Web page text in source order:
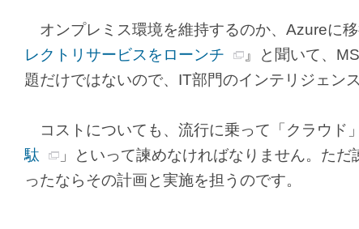
オンプレミス環境を維持するのか、Azureに
レクトリサービスをローンチ
』と聞いて、
題だけではないので、IT部門のインテリジェン
コストについても、流行に乗って「クラウド
駄
」といって諫めなければなりません。た
ったならその計画と実施を担うのです。